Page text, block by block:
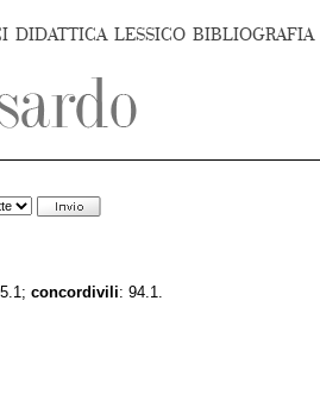
DIDATTICA LESSICO BIBLIOGRAFIA
concordivili: 94.1.